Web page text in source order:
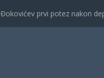
Đokovićev prvi potez nakon